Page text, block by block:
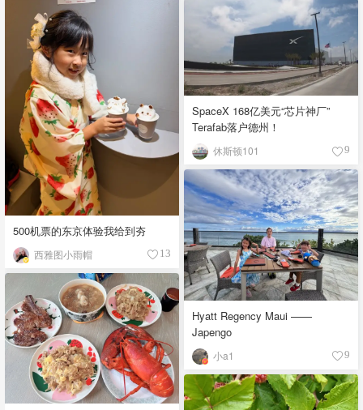
500机票的东京体验我给到夯
西雅图小雨帽 13
SpaceX 168亿美元“芯片神厂”
Terafab落户德州！
休斯顿101 9
Hyatt Regency Maui ——
Japengo
小a1 9